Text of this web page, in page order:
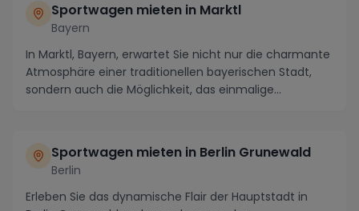
Sportwagen mieten in Marktl
Bayern
In Marktl, Bayern, erwartet Sie nicht nur die charmante
Atmosphäre einer traditionellen bayerischen Stadt,
sondern auch die Möglichkeit, das einmalige...
Sportwagen mieten in Berlin Grunewald
Berlin
Erleben Sie das dynamische Flair der Hauptstadt in